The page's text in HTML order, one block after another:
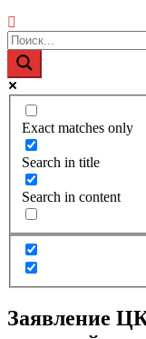
Exact matches only
Search in title
Search in content
Заявление